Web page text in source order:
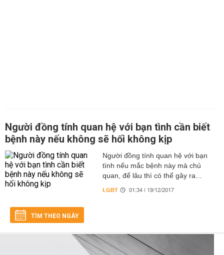
Người đồng tính quan hệ với bạn tình cần biết
bệnh này nếu không sẽ hối không kịp
Người đồng tính quan hệ với bạn
tình nếu mắc bệnh này mà chủ
quan, để lâu thì có thể gây ra...
LGBT 01:34 | 19/12/2017
TÌM THEO NGÀY